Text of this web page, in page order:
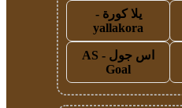
يلا كورة -
yallakora
اس جول - AS
Goal